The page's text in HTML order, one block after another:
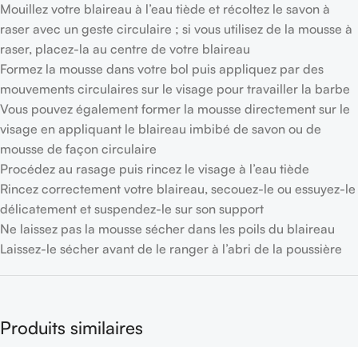
Mouillez votre blaireau à l’eau tiède et récoltez le savon à
raser avec un geste circulaire ; si vous utilisez de la mousse à
raser, placez-la au centre de votre blaireau
Formez la mousse dans votre bol puis appliquez par des
mouvements circulaires sur le visage pour travailler la barbe
Vous pouvez également former la mousse directement sur le
visage en appliquant le blaireau imbibé de savon ou de
mousse de façon circulaire
Procédez au rasage puis rincez le visage à l’eau tiède
Rincez correctement votre blaireau, secouez-le ou essuyez-le
délicatement et suspendez-le sur son support
Ne laissez pas la mousse sécher dans les poils du blaireau
Laissez-le sécher avant de le ranger à l’abri de la poussière
Produits similaires